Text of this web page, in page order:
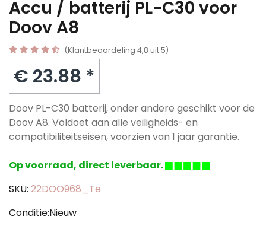
Accu / batterij PL-C30 voor
Doov A8
(Klantbeoordeling 4,8 uit 5)
€ 23.88 *
Doov PL-C30 batterij, onder andere geschikt voor de
Doov A8. Voldoet aan alle veiligheids- en
compatibiliteitseisen, voorzien van 1 jaar garantie.
Op voorraad, direct leverbaar.
SKU: 22DOO968_Te
Conditie:Nieuw